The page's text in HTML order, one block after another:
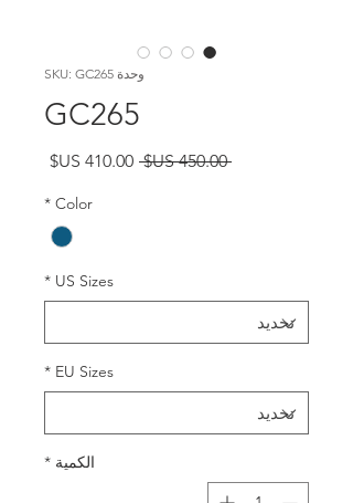
وحدة SKU: GC265
GC265
‏450.00 US$
سعر
سعر
Color
*
US Sizes
*
EU Sizes
*
الكمية *